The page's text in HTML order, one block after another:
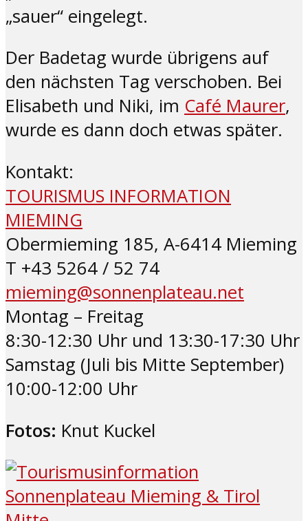
„sauer“ eingelegt.
Der Badetag wurde übrigens auf
den nächsten Tag verschoben. Bei
Elisabeth und Niki, im Café Maurer,
wurde es dann doch etwas später.
Kontakt:
TOURISMUS INFORMATION
MIEMING
Obermieming 185, A-6414 Mieming
T +43 5264 / 52 74
mieming@sonnenplateau.net
Montag – Freitag
8:30-12:30 Uhr und 13:30-17:30 Uhr
Samstag (Juli bis Mitte September)
10:00-12:00 Uhr
Fotos: Knut Kuckel